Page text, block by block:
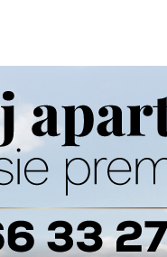
Jet T630 24''
Jet T630 24'' -